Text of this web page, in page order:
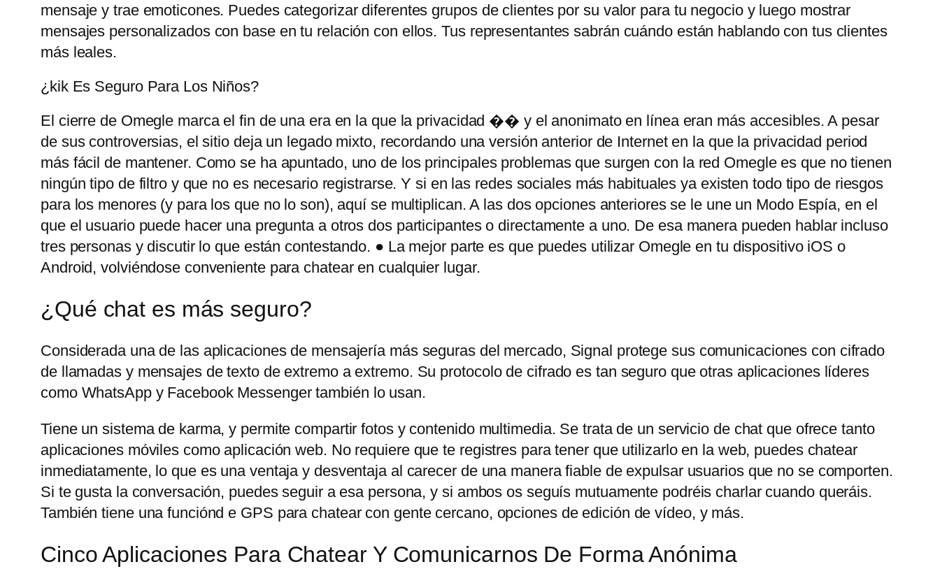
mensaje y trae emoticones. Puedes categorizar diferentes grupos de clientes por su valor para tu negocio y luego mostrar
mensajes personalizados con base ​​en tu relación con ellos. Tus representantes sabrán cuándo están hablando con tus clientes
más leales.
¿kik Es Seguro Para Los Niños?
El cierre de Omegle marca el fin de una era en la que la privacidad �� y el anonimato en línea eran más accesibles. A pesar
de sus controversias, el sitio deja un legado mixto, recordando una versión anterior de Internet en la que la privacidad period
más fácil de mantener. Como se ha apuntado, uno de los principales problemas que surgen con la red Omegle es que no tienen
ningún tipo de filtro y que no es necesario registrarse. Y si en las redes sociales más habituales ya existen todo tipo de riesgos
para los menores (y para los que no lo son), aquí se multiplican. A las dos opciones anteriores se le une un Modo Espía, en el
que el usuario puede hacer una pregunta a otros dos participantes o directamente a uno. De esa manera pueden hablar incluso
tres personas y discutir lo que están contestando. ● La mejor parte es que puedes utilizar Omegle en tu dispositivo iOS o
Android, volviéndose conveniente para chatear en cualquier lugar.
¿Qué chat es más seguro?
Considerada una de las aplicaciones de mensajería más seguras del mercado, Signal protege sus comunicaciones con cifrado
de llamadas y mensajes de texto de extremo a extremo. Su protocolo de cifrado es tan seguro que otras aplicaciones líderes
como WhatsApp y Facebook Messenger también lo usan.
Tiene un sistema de karma, y permite compartir fotos y contenido multimedia. Se trata de un servicio de chat que ofrece tanto
aplicaciones móviles como aplicación web. No requiere que te registres para tener que utilizarlo en la web, puedes chatear
inmediatamente, lo que es una ventaja y desventaja al carecer de una manera fiable de expulsar usuarios que no se comporten.
Si te gusta la conversación, puedes seguir a esa persona, y si ambos os seguís mutuamente podréis charlar cuando queráis.
También tiene una funciónd e GPS para chatear con gente cercano, opciones de edición de vídeo, y más.
Cinco Aplicaciones Para Chatear Y Comunicarnos De Forma Anónima